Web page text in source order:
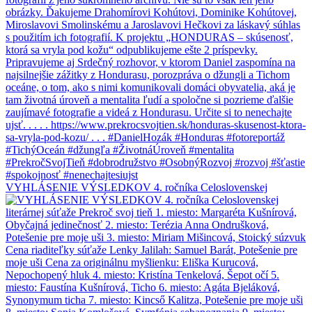
VYHLÁSENIE VÝSLEDKOV 4. ročníka Celoslovenskej